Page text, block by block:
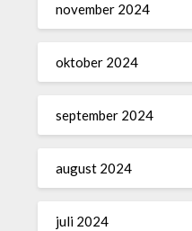
november 2024
oktober 2024
september 2024
august 2024
juli 2024